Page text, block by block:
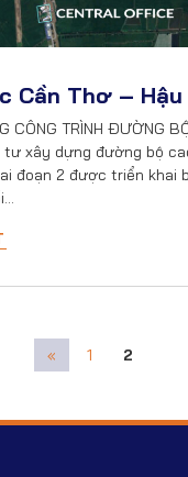
Cần Thơ – Hậu
CÔNG TRÌNH ĐƯỜNG
tư xây dựng đường bộ
đoạn 2 được triển khai
« 1 2